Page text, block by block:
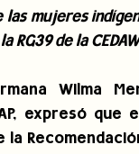
mujeres
RG39 de la CEDAW
Wilma
expresó